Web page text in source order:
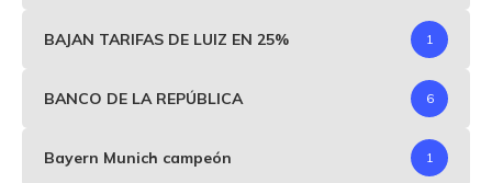
BAJAN TARIFAS DE LUIZ EN 25% 1
BANCO DE LA REPÚBLICA 6
Bayern Munich campeón 1